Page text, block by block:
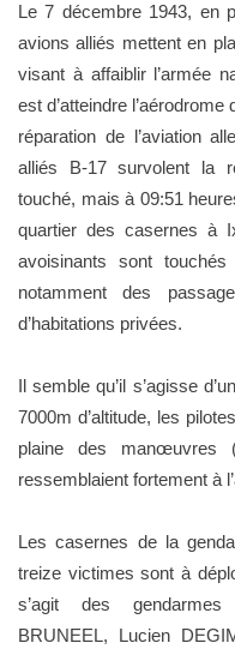
Le 7 décembre 1943, en
avions alliés mettent en
visant à affaiblir l’armée
est d’atteindre
réparation de l’aviation
alliés B-17 survolent la
touché, mais à 09:51
quartier des casernes à
avoisinants sont
notamment des
d’habitations privées.
Il semble qu’il s’agisse
7000m d’altitude, les
plaine des manœuvres
ressemblaient fortement à
Les casernes de la
treize victimes sont à
s’agit des
BRUNEEL, Lucien